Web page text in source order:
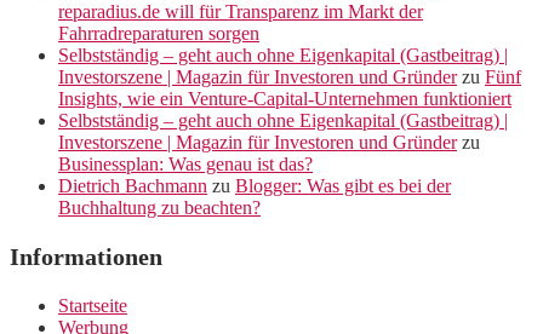
reparadius.de will für Transparenz im Markt der
Fahrradreparaturen sorgen
Selbstständig – geht auch ohne Eigenkapital (Gastbeitrag) |
Investorszene | Magazin für Investoren und Gründerzu Fünf
Insights, wie ein Venture-Capital-Unternehmen funktioniert
Selbstständig – geht auch ohne Eigenkapital (Gastbeitrag) |
Investorszene | Magazin für Investoren und Gründerzu
Businessplan: Was genau ist das?
Dietrich Bachmann zu Blogger: Was gibt es bei der
Buchhaltung zu beachten?
Informationen
Startseite
Werbung